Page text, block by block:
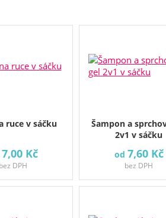
ruce v sáčku
7,00 Kč
bez DPH
Šampon a
2v1 v sáčku
od 7,60 Kč
bez DPH